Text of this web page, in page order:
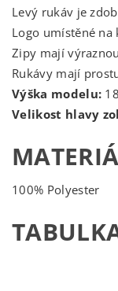
Levý rukáv je
Logo umístěné na
Zipy mají
Rukávy mají
Výška modelu:
Velikost hlavy
100% Polyester